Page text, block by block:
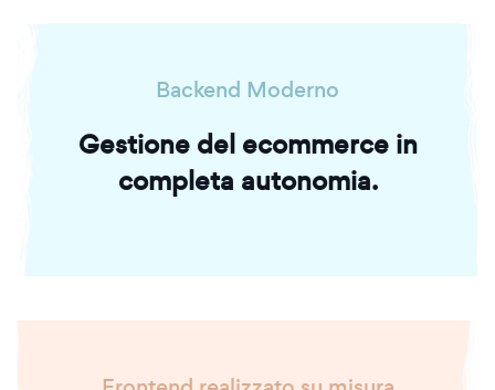
Backend Moderno
Gestione del ecommerce in
completa autonomia.